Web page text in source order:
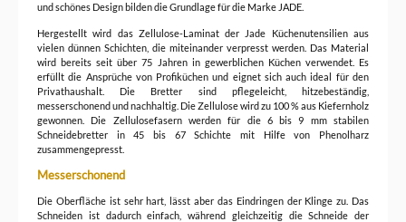
und schönes Design bilden die Grundlage für die Marke JADE.
Hergestellt wird das Zellulose-Laminat der Jade Küchenutensilien aus
vielen dünnen Schichten, die miteinander verpresst werden. Das Material
wird bereits seit über 75 Jahren in gewerblichen Küchen verwendet. Es
erfüllt die Ansprüche von Profiküchen und eignet sich auch ideal für den
Privathaushalt. Die Bretter sind pflegeleicht, hitzebeständig,
messerschonend und nachhaltig. Die Zellulose wird zu 100 % aus Kiefernholz
gewonnen. Die Zellulosefasern werden für die 6 bis 9 mm stabilen
Schneidebretter in 45 bis 67 Schichte mit Hilfe von Phenolharz
zusammengepresst.
Messerschonend
Die Oberfläche ist sehr hart, lässt aber das Eindringen der Klinge zu. Das
Schneiden ist dadurch einfach, während gleichzeitig die Schneide der